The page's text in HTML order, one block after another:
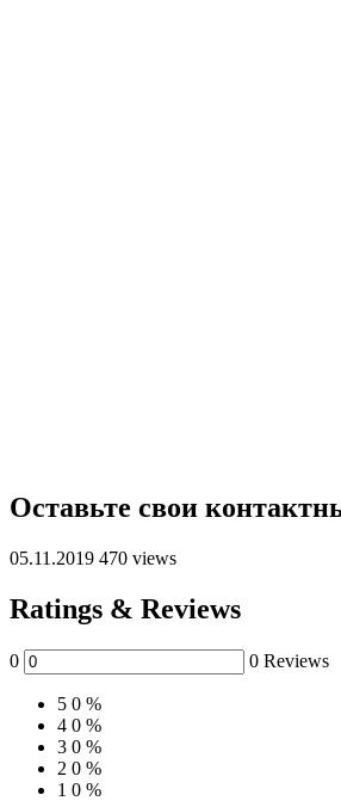
Оставьте свои
05.11.2019 470 views
Ratings & Reviews
0 0 Reviews
5 0 %
4 0 %
3 0 %
2 0 %
1 0 %